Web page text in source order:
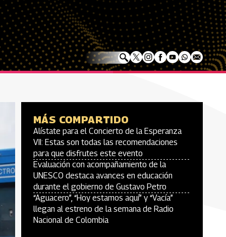
MÁS COMPARTIDO
Alístate para el Concierto de la Esperanza
VII: Estas son todas las recomendaciones
para que disfrutes este evento
Evaluación con acompañamiento de la
UNESCO destaca avances en educación
durante el gobierno de Gustavo Petro
“Aguacero”, “Hoy estamos aquí” y “Vacía”
llegan al estreno de la semana de Radio
Nacional de Colombia